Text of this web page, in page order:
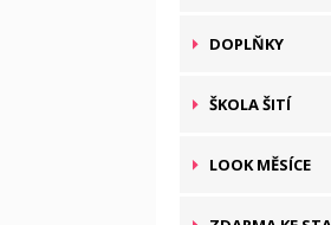
DOPLŇKY
ŠKOLA ŠITÍ
LOOK MĚSÍCE